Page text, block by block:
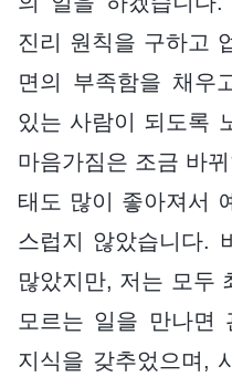
진리 원칙을 구하고
면의 부족함을 채우
있는 사람이 되도록
마음가짐은 조금 바
태도 많이 좋아져서
스럽지 않았습니다.
많았지만, 저는 모두
모르는 일을 만나면
지식을 갖추었으며,